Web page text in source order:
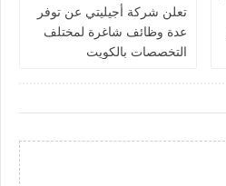
تعلن شركة أجيليتي عن توفر
عدة وظائف شاغرة لمختلف
التخصصات بالكويت